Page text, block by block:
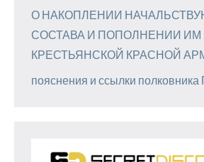
О НАКОПЛЕНИИ
СОСТАВА И ПОПОЛНЕНИИ ИМ
КРЕСТЬЯНСКОЙ КРАСНОЙ
пояснения и ссылки полковника